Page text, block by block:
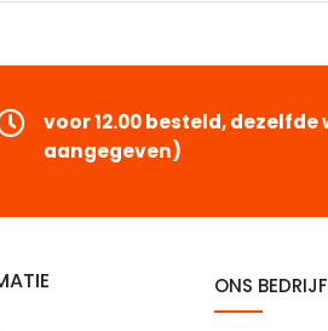
voor 12.00 besteld,
aangegeven)
ONS BEDRIJF